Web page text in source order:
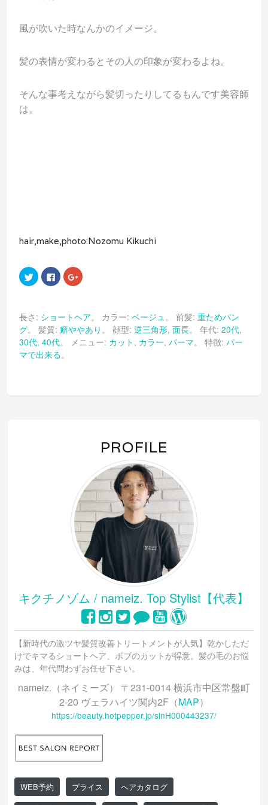
風が吹いた時なんかのイメージ。
髪の表情が変わるとその人の印象が変わるよね。
そんな事考えながら髪切ったりしてるもんです美容師
は。
hair,make,photo:Nozomu Kikuchi
ク
リ
Twitter
で
共
有
(新
し
い
ウ
Facebook
で
に
は
ク
リ
ッ
ク
し
い
ク
リ
Google+
で
共
有
(新
ウ
長さ: ショートヘア。 カラー: ベージュ。 前髪: 重ためバン
グ。 髪質: 癖ややあり 。 顔型: 逆三角形, 面長。 年代: 20代,
30代, 40代。 メニュー: カット , カラー, パーマ。 特徴: パー
マで出来る。
PROFILE
キクチノゾム / nameiz. Top Stylist【代表】
【新時代の激ツヤ髪質改善トリートメントが人気】乾かしただ
けでキマるショートヘア、ボブのカットが得意。髪の毛のお悩
みは、年代問わずお任せ下さい。
nameiz.（ネイミーズ） 〒231-0014 横浜市中区常盤町
2-20 ヴェラハイツ関内2F（MAP）
https://beauty.hotpepper.jp/slnH000443237/
WEB予約 プライス ヘアカタログ